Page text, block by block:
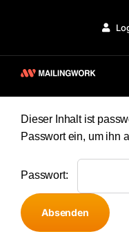
Lösung
Branchen
Partner
Service
Dieser Inhalt ist
Passwort ein, um ihn
Passwort: